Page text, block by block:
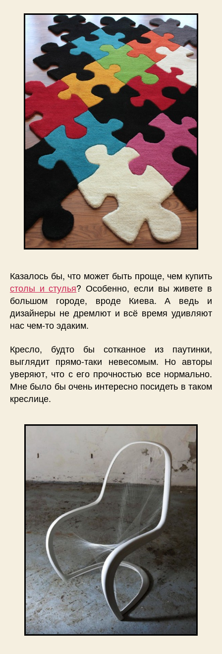
Казалось бы, что может быть проще, чем купить
столы и стулья? Особенно, если вы живете в
большом городе, вроде Киева. А ведь и
дизайнеры не дремлют и всё время удивляют
нас чем-то эдаким.
Кресло, будто бы сотканное из паутинки,
выглядит прямо-таки невесомым. Но авторы
уверяют, что с его прочностью все нормально.
Мне было бы очень интересно посидеть в таком
креслице.